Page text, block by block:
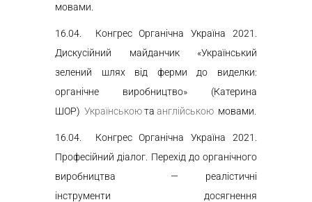
мовами.
16.04 Конгрес Органічна Україна 2021
Дискусійний майданчик «Український
зелений шлях від ферми до виделки:
органічне виробництво» (Катерина
ШОР) Українськоюта англійською мовами.
16.04. Конгрес Органічна Україна 2021
Професійний діалог. Перехід до органічного
виробництва — реалістичні
інструменти досягнення